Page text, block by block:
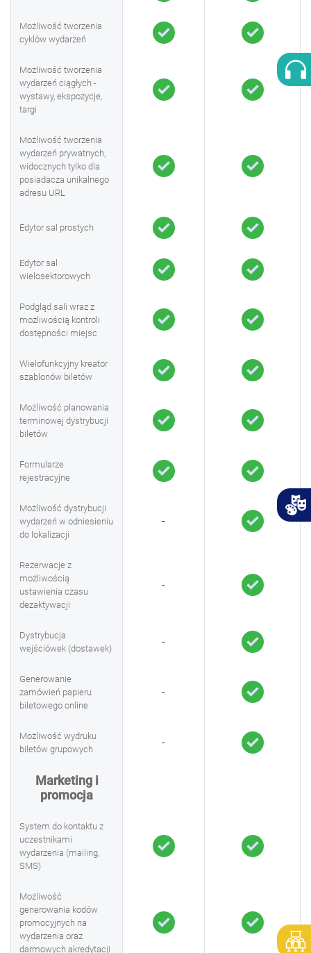
Możliwość tworzenia
cyklów wydarzeń
Możliwość tworzenia
wydarzeń ciągłych -
wystawy, ekspozycje,
targi
Możliwość tworzenia
wydarzeń prywatnych,
widocznych tylko dla
posiadacza unikalnego
adresu URL
Edytor sal prostych
Edytor sal
wielosektorowych
Podgląd sali wraz z
możliwością kontroli
dostępności miejsc
Wielofunkcyjny kreator
szablonów biletów
Możliwość planowania
terminowej dystrybucji
biletów
Formularze
rejestracyjne
Możliwość dystrybucji
wydarzeń w odniesieniu
do lokalizacji
-
Rezerwacje z
możliwością
ustawienia czasu
dezaktywacji
-
Dystrybucja
wejściówek (dostawek)
-
Generowanie
zamówień papieru
biletowego online
-
Możliwość wydruku
biletów grupowych
-
Marketing i
promocja
System do kontaktu z
uczestnikami
wydarzenia (mailing,
SMS)
Możliwość
generowania kodów
promocyjnych na
wydarzenia oraz
darmowych akredytacji